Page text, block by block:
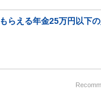
もらえる年金25万円以下